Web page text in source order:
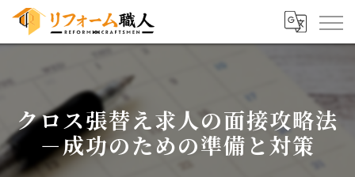
クロス張替え求人の面接攻略法
－成功のための準備と対策